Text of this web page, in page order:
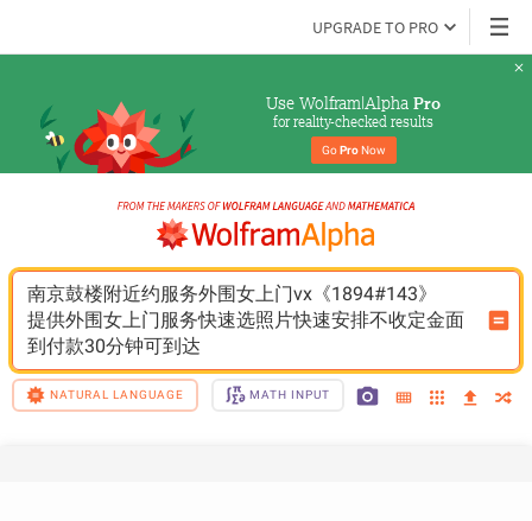
UPGRADE TO PRO
Use Wolfram|Alpha Pro
for reality-checked results
Go Pro Now
南京鼓楼附近约服务外围女上门vx《1894#143》
提供外围女上门服务快速选照片快速安排不收定金面
到付款30分钟可到达
NATURAL LANGUAGE MATH INPUT